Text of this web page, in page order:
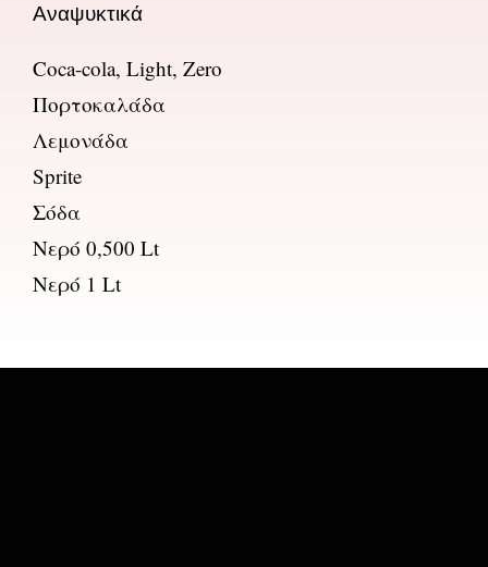
Αναψυκτικά
Coca-cola, Light, Zero
Πορτοκαλάδα
Λεμονάδα
Sprite
Σόδα
Νερό 0,500 Lt
Νερό 1 Lt